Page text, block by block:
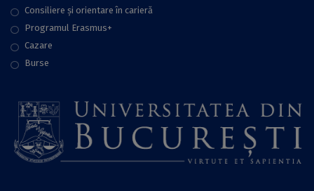
Consiliere şi orientare în carieră
Programul Erasmus+
Cazare
Burse